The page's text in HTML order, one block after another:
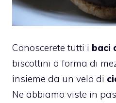
Conoscerete tutti i baci
biscottini a forma di
insieme da un velo di
Ne abbiamo viste in